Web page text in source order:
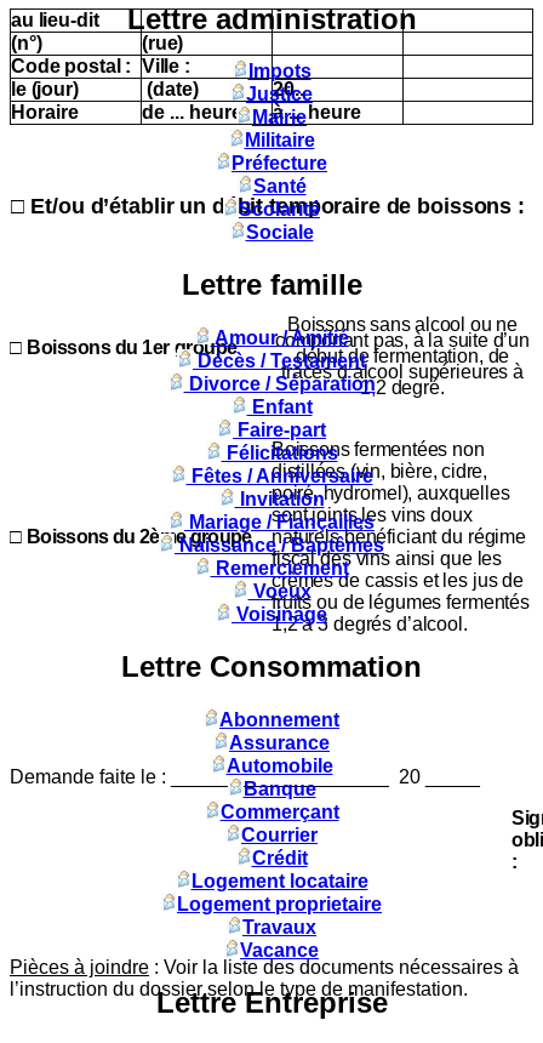
au lieu-dit
(n°)
(rue)
Code postal : Ville :
le (jour)
(date)
20..
Horaire
de ... heure à ... heure
□ Et/ou d’établir un débit temporaire de boissons :
□ Boissons du 1er groupe
Boissons sans alcool ou ne
comportant pas, à la suite d’un
début de fermentation, de
traces d’alcool supérieures à
1,2 degré.
□ Boissons du 2ème groupe
Boissons fermentées non
distillées (vin, bière, cidre,
poiré,hydromel), auxquelles
sont joints les vins doux
naturels bénéficiant du régime
fiscal des vins ainsi que les
crèmes de cassis et les jus de
fruits ou de légumes fermentés
1,2 à 3 degrés d’alcool.
Demande faite le : ____________________ 20 _____
:
Pièces à joindre : Voir la liste des documents nécessaires à
l’instruction du dossier selon le type de manifestation.
Lettre administration
Impots
Justice
Mairie
Militaire
Préfecture
Santé
Scolarité
Sociale
Lettre famille
Amour / Amitié
Décès / Testament
Divorce / Séparation
Enfant
Faire-part
Félicitations
Fêtes / Anniversaire
Invitation
Mariage / Fiançailles
Naissance / Baptêmes
Remerciement
Voeux
Voisinage
Lettre Consommation
Abonnement
Assurance
Automobile
Banque
Commerçant
Courrier
Crédit
Logement locataire
Logement proprietaire
Travaux
Vacance
Lettre Entreprise